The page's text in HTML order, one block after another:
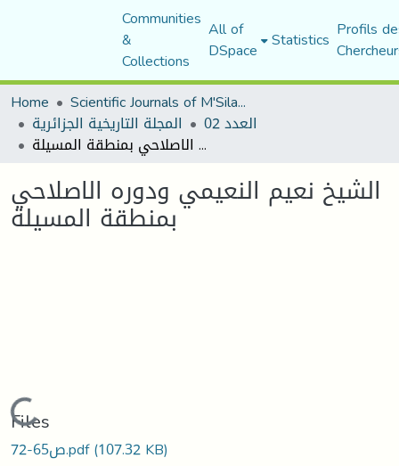
Communities
&
Collections
All of
DSpace Statistics Profils
Home
Scientific Journals of M'Sila University
المجلة التاريخية الجزائرية العدد 02
الشيخ نعيم النعيمي ودوره الاصلاحي بمنطقة المسيلة
الشيخ نعيم النعيمي ودوره الاصلاحي
بمنطقة المسيلة
Loading...
Files
ص65-72.pdf(107.32 KB)